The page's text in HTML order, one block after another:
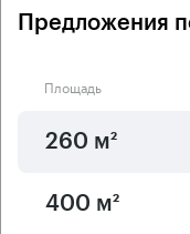
Предложения
Площадь
260 м²
400 м²